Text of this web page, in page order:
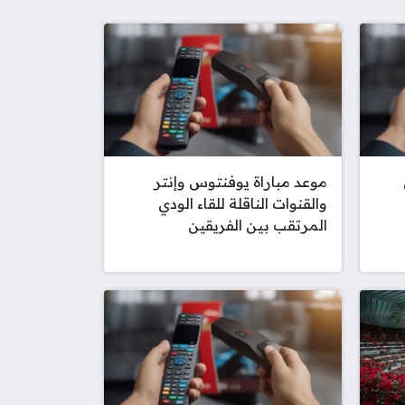
موعد مباراة يوفنتوس وإنتر
والقنوات الناقلة للقاء الودي
المرتقب بين الفريقين